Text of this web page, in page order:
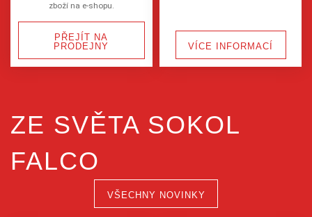
zboží na e-shopu.
PŘEJÍT NA
PRODEJNY
VÍCE INFORMACÍ
ZE SVĚTA SOKOL
FALCO
VŠECHNY NOVINKY